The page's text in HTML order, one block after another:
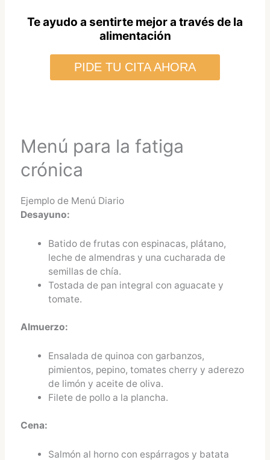
Te ayudo a sentirte mejor a través de la
alimentación
PIDE TU CITA AHORA
Menú para la fatiga
crónica
Ejemplo de Menú Diario
Desayuno:
Batido de frutas con espinacas, plátano,
leche de almendras y una cucharada de
semillas de chía.
Tostada de pan integral con aguacate y
tomate.
Almuerzo:
Ensalada de quinoa con garbanzos,
pimientos, pepino, tomates cherry y aderezo
de limón y aceite de oliva.
Filete de pollo a la plancha.
Cena:
Salmón al horno con espárragos y batata